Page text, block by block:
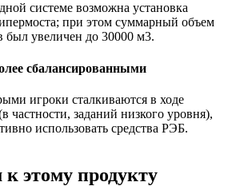
системе возможна установка
при этом суммарный объем
был увеличен до 30000 м3.
сбалансированными
игроки сталкиваются в ходе
частности, заданий низкого уровня),
использовать средства РЭБ.
этому продукту